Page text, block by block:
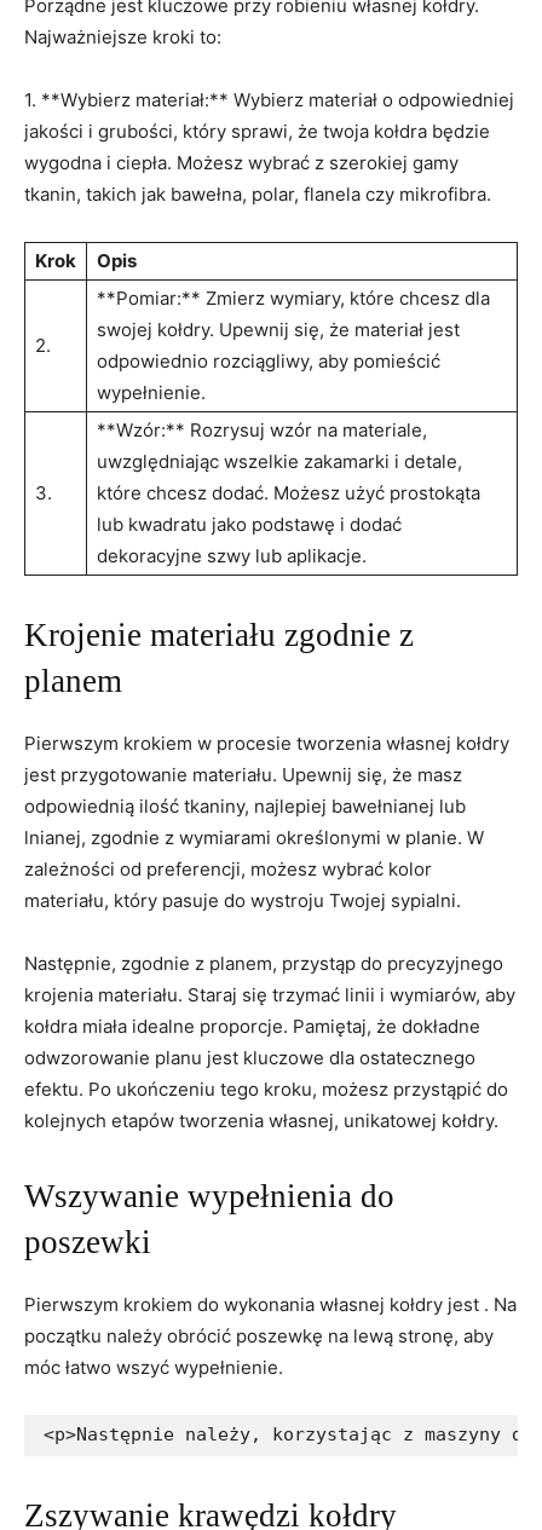
Porządne jest kluczowe przy robieniu własnej kołdry.
Najważniejsze kroki to:
1. **Wybierz materiał:** Wybierz materiał o odpowiedniej⁤
jakości i grubości, ‍który sprawi, że​ twoja kołdra będzie
wygodna i ciepła. Możesz​ wybrać z szerokiej gamy
tkanin, takich jak bawełna, polar, flanela​ czy mikrofibra.
Krok Opis
2.
**Pomiar:** Zmierz⁤ wymiary, które chcesz‍ dla
swojej⁣ kołdry. Upewnij się, że⁢ materiał jest
odpowiednio rozciągliwy, ⁣aby pomieścić
wypełnienie.
3.
**Wzór:** Rozrysuj wzór na materiale,
uwzględniając wszelkie​ zakamarki i detale,‌
które chcesz dodać. Możesz użyć prostokąta
⁤lub kwadratu jako podstawę i dodać
dekoracyjne szwy lub aplikacje.
Krojenie materiału zgodnie z
planem
Pierwszym krokiem w ​procesie tworzenia własnej kołdry⁣
jest przygotowanie materiału. Upewnij się, że masz
odpowiednią ilość tkaniny, najlepiej bawełnianej lub
lnianej, zgodnie z wymiarami określonymi w planie. W ​
zależności od‍ preferencji, możesz wybrać kolor
materiału, który pasuje do wystroju Twojej⁤ sypialni.
Następnie, zgodnie z planem, przystąp⁣ do precyzyjnego
krojenia materiału. Staraj się trzymać linii i wymiarów,⁢ aby
‌kołdra miała idealne proporcje. Pamiętaj, że dokładne
odwzorowanie planu jest kluczowe dla ⁣ostatecznego
efektu. Po ukończeniu tego kroku, możesz ⁣przystąpić do
kolejnych etapów tworzenia własnej,⁤ unikatowej kołdry.
Wszywanie wypełnienia‌ do
poszewki
Pierwszym krokiem do wykonania własnej kołdry jest .​ Na
początku należy obrócić poszewkę na lewą stronę, aby
móc⁤ łatwo wszyć wypełnienie.
<p>Następnie należy, korzystając z maszyny
Zszywanie krawędzi kołdry